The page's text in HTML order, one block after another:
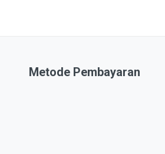
Metode Pembayaran